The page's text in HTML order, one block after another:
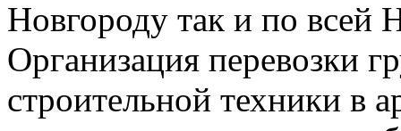
Новгороду так и по всей
Организация перевозки
строительной техники в